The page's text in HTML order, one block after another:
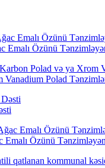
Özünü
Polad
Özünü